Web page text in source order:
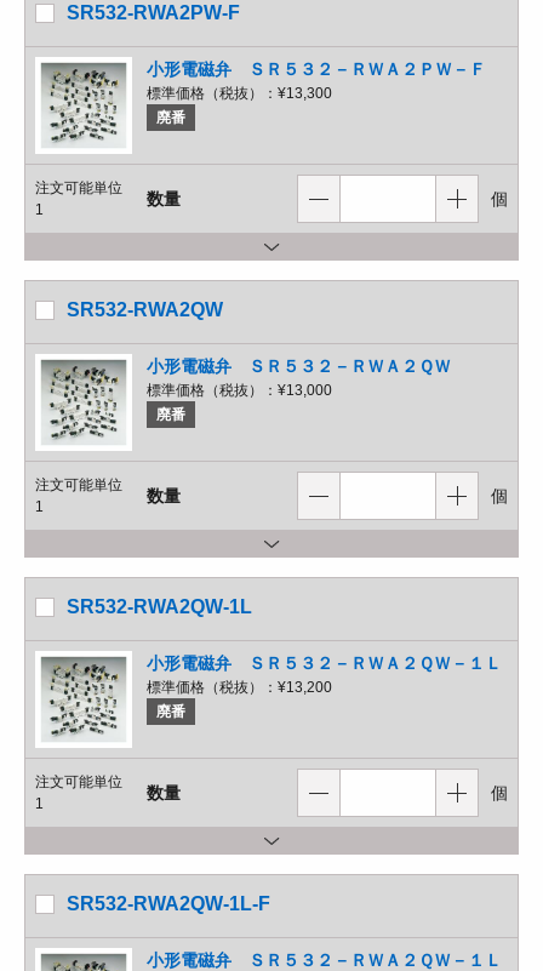
SR532-RWA2PW-F
小形電磁弁 ＳＲ５３２－ＲＷＡ２ＰＷ－Ｆ
標準価格（税抜）： ¥13,300
廃番
注文可能単位
1
数量 個
SR532-RWA2QW
小形電磁弁 ＳＲ５３２－ＲＷＡ２ＱＷ
標準価格（税抜）： ¥13,000
廃番
注文可能単位
1
数量 個
SR532-RWA2QW-1L
小形電磁弁 ＳＲ５３２－ＲＷＡ２ＱＷ－１Ｌ
標準価格（税抜）： ¥13,200
廃番
注文可能単位
1
数量 個
SR532-RWA2QW-1L-F
小形電磁弁 ＳＲ５３２－ＲＷＡ２ＱＷ－１Ｌ